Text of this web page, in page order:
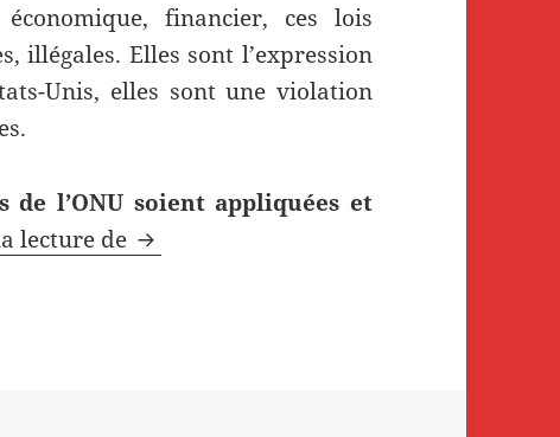
financier, ces lois
illégales. Elles sont l’expression
Unis, elles sont une violation
l’ONU soient appliquées et
lecture de Déclaration du Parti communiste